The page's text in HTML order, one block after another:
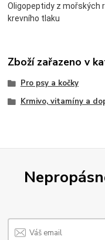
Oligopeptidy z mořských
krevního tlaku
Zboží zařazeno v
Pro psy a kočky
Krmivo, vitamíny a